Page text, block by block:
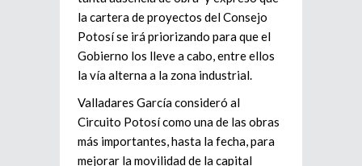
la cartera de proyectos del Consejo
Potosí se irá priorizando para que el
Gobierno los lleve a cabo, entre ellos
la vía alterna a la zona industrial.
Valladares García consideró al
Circuito Potosí como una de las obras
más importantes, hasta la fecha, para
mejorar la movilidad de la capital